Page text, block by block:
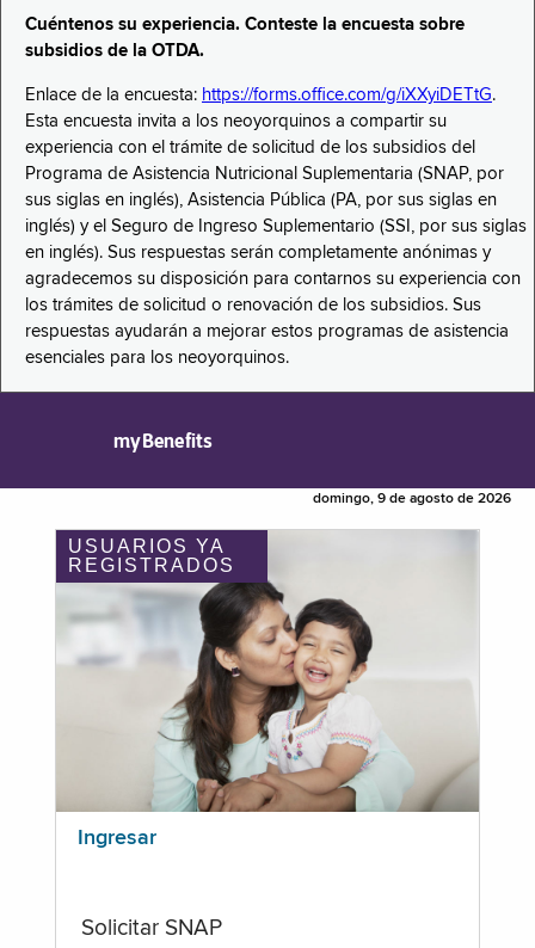
Cuéntenos su experiencia. Conteste la encuesta sobre
subsidios de la OTDA.
Enlace de la encuesta: https://forms.office.com/g/iXXyiDETtG.
Esta encuesta invita a los neoyorquinos a compartir su
experiencia con el trámite de solicitud de los subsidios del
Programa de Asistencia Nutricional Suplementaria (SNAP, por
sus siglas en inglés), Asistencia Pública (PA, por sus siglas en
inglés) y el Seguro de Ingreso Suplementario (SSI, por sus siglas
en inglés). Sus respuestas serán completamente anónimas y
agradecemos su disposición para contarnos su experiencia con
los trámites de solicitud o renovación de los subsidios. Sus
respuestas ayudarán a mejorar estos programas de asistencia
esenciales para los neoyorquinos.
myBenefits
domingo, 9 de agosto de 2026
USUARIOS YA
REGISTRADOS
Ingresar
Solicitar SNAP